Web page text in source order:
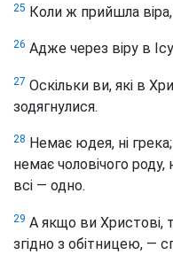
25 Коли ж прийшла
26 Адже через віру в
27 Оскільки ви, які в
зодягнулися.
28 Немає юдея, ні грека;
немає чоловічого роду,
всі — одно.
29 А якщо ви Христові,
згідно з обітницею, —